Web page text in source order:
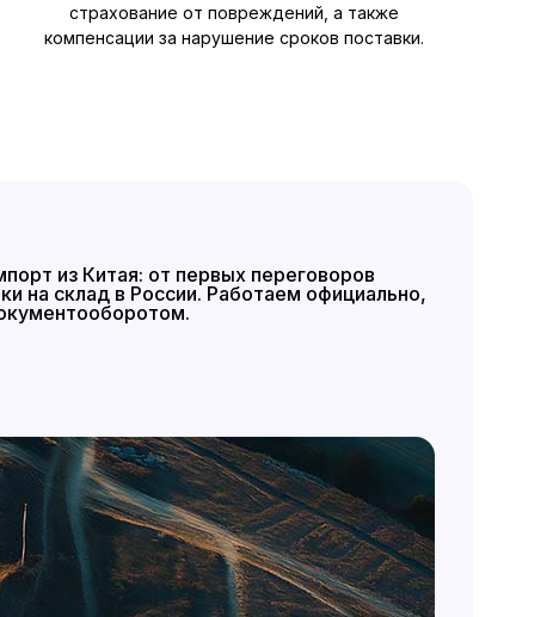
страхование от повреждений, а также
компенсации за нарушение сроков поставки.
из Китая: от первых переговоров
на склад в России. Работаем официально,